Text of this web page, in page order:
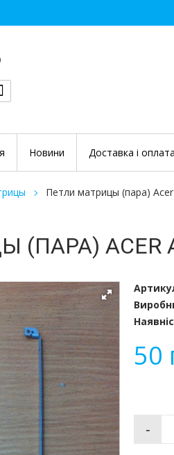
Новини Доставка і оплата
Петли матрицы (пара)
ACER
50
-